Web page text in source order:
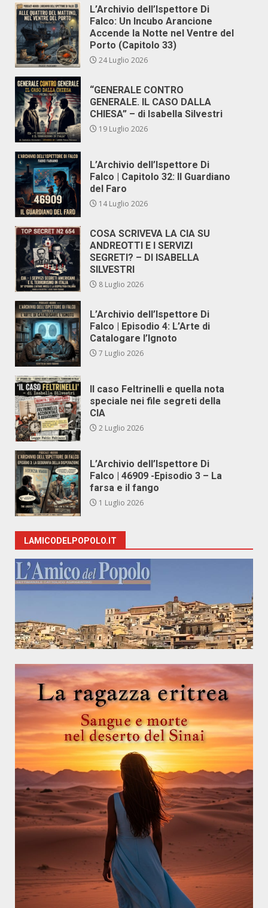
L’Archivio dell’Ispettore Di
Falco: Un Incubo Arancione
Accende la Notte nel Ventre del
Porto (Capitolo 33)
24 Luglio 2026
“GENERALE CONTRO
GENERALE. IL CASO DALLA
CHIESA” – di Isabella Silvestri
19 Luglio 2026
L’Archivio dell’Ispettore Di
Falco | Capitolo 32: Il Guardiano
del Faro
14 Luglio 2026
COSA SCRIVEVA LA CIA SU
ANDREOTTI E I SERVIZI
SEGRETI? – DI ISABELLA
SILVESTRI
8 Luglio 2026
L’Archivio dell’Ispettore Di
Falco | Episodio 4: L’Arte di
Catalogare l’Ignoto
7 Luglio 2026
Il caso Feltrinelli e quella nota
speciale nei file segreti della
CIA
2 Luglio 2026
L’Archivio dell’Ispettore Di
Falco | 46909 -Episodio 3 – La
farsa e il fango
1 Luglio 2026
LAMICODELPOPOLO.IT